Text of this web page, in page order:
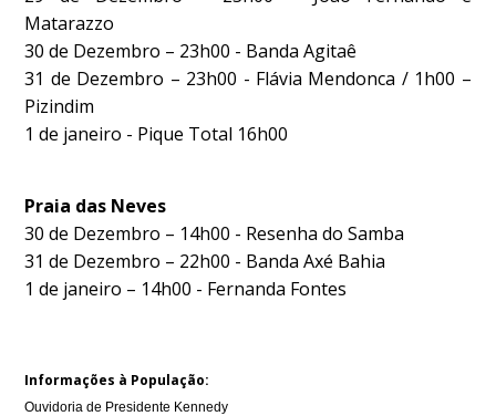
Matarazzo
30 de Dezembro – 23h00 - Banda Agitaê
31 de Dezembro – 23h00 - Flávia Mendonca / 1h00 –
Pizindim
1 de janeiro - Pique Total 16h00
Praia das Neves
30 de Dezembro – 14h00 - Resenha do Samba
31 de Dezembro – 22h00 - Banda Axé Bahia
1 de janeiro – 14h00 - Fernanda Fontes
Informações à População:
Ouvidoria de Presidente Kennedy